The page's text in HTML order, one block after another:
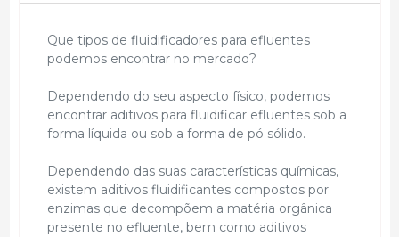
Que tipos de fluidificadores para efluentes
podemos encontrar no mercado?
Dependendo do seu aspecto físico, podemos
encontrar aditivos para fluidificar efluentes sob a
forma líquida ou sob a forma de pó sólido.
Dependendo das suas características químicas,
existem aditivos fluidificantes compostos por
enzimas que decompõem a matéria orgânica
presente no efluente, bem como aditivos